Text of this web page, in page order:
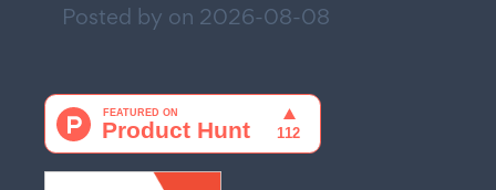
Posted by on 2026-08-08